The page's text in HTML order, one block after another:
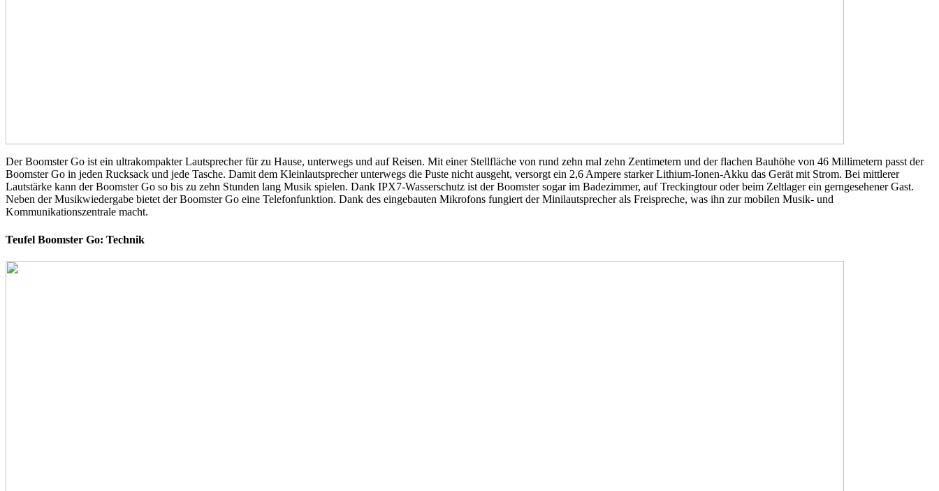
Der Boomster Go ist ein ultrakompakter Lautsprecher für zu Hause, unterwegs und auf Reisen. Mit einer Stellfläche von rund zehn mal zehn Zentimetern und der flachen Bauhöhe von 46 Millimetern passt der
Boomster Go in jeden Rucksack und jede Tasche. Damit dem Kleinlautsprecher unterwegs die Puste nicht ausgeht, versorgt ein 2,6 Ampere starker Lithium-Ionen-Akku das Gerät mit Strom. Bei mittlerer
Lautstärke kann der Boomster Go so bis zu zehn Stunden lang Musik spielen. Dank IPX7-Wasserschutz ist der Boomster sogar im Badezimmer, auf Treckingtour oder beim Zeltlager ein gerngesehener Gast.
Neben der Musikwiedergabe bietet der Boomster Go eine Telefonfunktion. Dank des eingebauten Mikrofons fungiert der Minilautsprecher als Freispreche, was ihn zur mobilen Musik- und
Kommunikationszentrale macht.
Teufel Boomster Go: Technik